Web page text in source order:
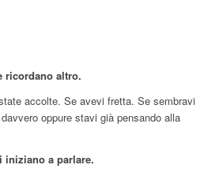
ricordano altro.
accolte. Se avevi fretta. Se sembravi
oppure stavi già pensando alla
iniziano a parlare.